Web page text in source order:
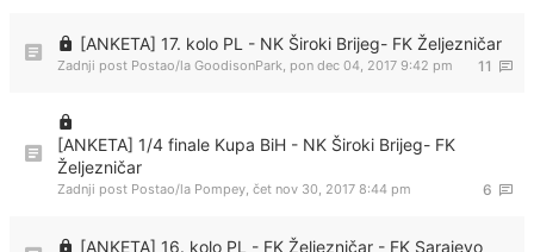
[ANKETA] 17. kolo PL - NK Široki Brijeg- FK Željezničar
11
Zadnji post Postao/la GoodisonPark, pon dec 04, 2017 9:42 pm
[ANKETA] 1/4 finale Kupa BiH - NK Široki Brijeg- FK
Željezničar
6
Zadnji post Postao/la Pompey, čet nov 30, 2017 8:44 pm
[ANKETA] 16. kolo PL - FK Željezničar - FK Sarajevo